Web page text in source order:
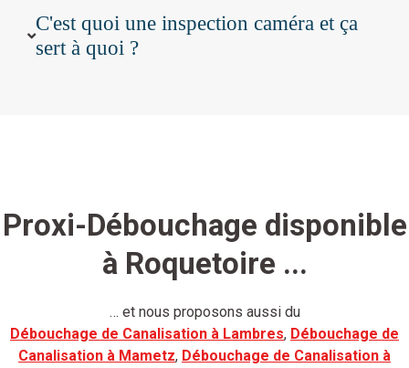
C'est quoi une inspection caméra et ça
sert à quoi ?
Proxi-Débouchage disponible
à Roquetoire ...
… et nous proposons aussi du
Débouchage de Canalisation à Lambres, Débouchage de
Canalisation à Mametz, Débouchage de Canalisation à